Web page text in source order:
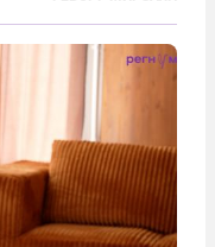
который должен
через...